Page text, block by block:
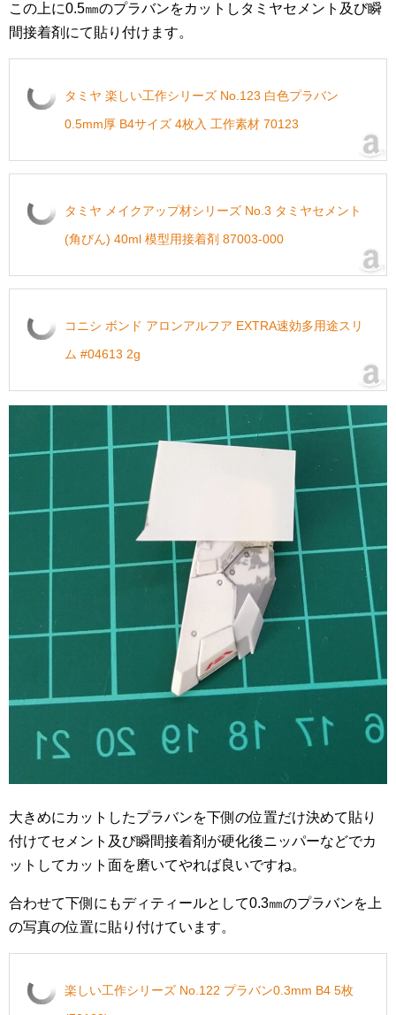
この上に0.5㎜のプラバンをカットしタミヤセメント及び瞬
間接着剤にて貼り付けます。
タミヤ 楽しい工作シリーズ No.123 白色プラバン
0.5mm厚 B4サイズ 4枚入 工作素材 70123
タミヤ メイクアップ材シリーズ No.3 タミヤセメント
(角びん) 40ml 模型用接着剤 87003-000
コニシ ボンド アロンアルフア EXTRA速効多用途スリ
ム #04613 2g
大きめにカットしたプラバンを下側の位置だけ決めて貼り
付けてセメント及び瞬間接着剤が硬化後ニッパーなどでカ
ットしてカット面を磨いてやれば良いですね。
合わせて下側にもディティールとして0.3㎜のプラバンを上
の写真の位置に貼り付けています。
楽しい工作シリーズ No.122 プラバン0.3mm B4 5枚